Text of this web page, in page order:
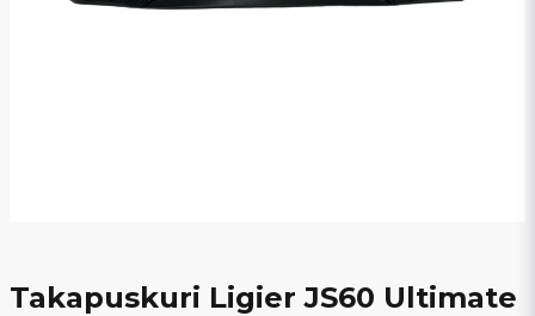
Takapuskuri Ligier JS60 Ultimate